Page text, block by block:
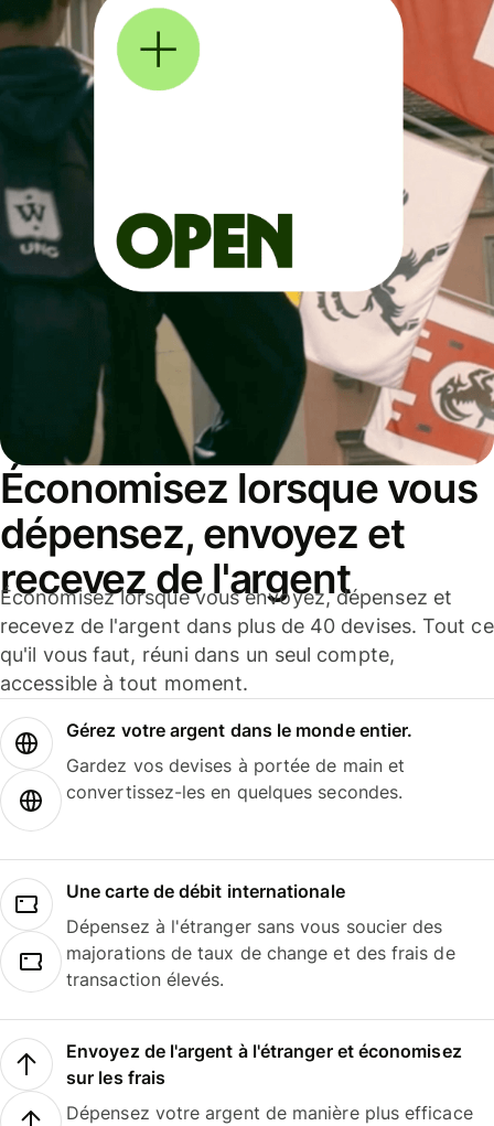
Économisez lorsque vous
dépensez, envoyez et
recevez de l'argent
Économisez lorsque vous envoyez, dépensez et
recevez de l'argent dans plus de 40 devises. Tout ce
qu'il vous faut, réuni dans un seul compte,
accessible à tout moment.
Gérez votre argent dans le monde entier.
Gardez vos devises à portée de main et
convertissez-les en quelques secondes.
Une carte de débit internationale
Dépensez à l'étranger sans vous soucier des
majorations de taux de change et des frais de
transaction élevés.
Envoyez de l'argent à l'étranger et économisez
sur les frais
Dépensez votre argent de manière plus efficace